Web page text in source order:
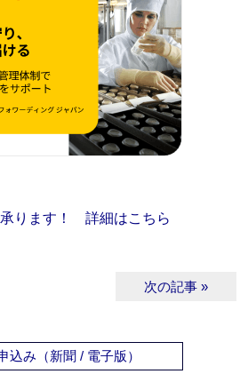
ります！ 詳細はこちら
次の記事 »
込み（新聞 / 電子版）